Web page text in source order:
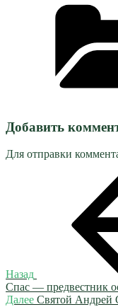
Добавить
Для отправки
Назад
Спас — предвестник
Следующая
Далее Святой Андрей